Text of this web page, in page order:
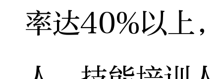
率达40%以上